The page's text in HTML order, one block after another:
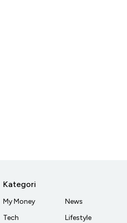
Kategori
My Money
Tech
News
Lifestyle